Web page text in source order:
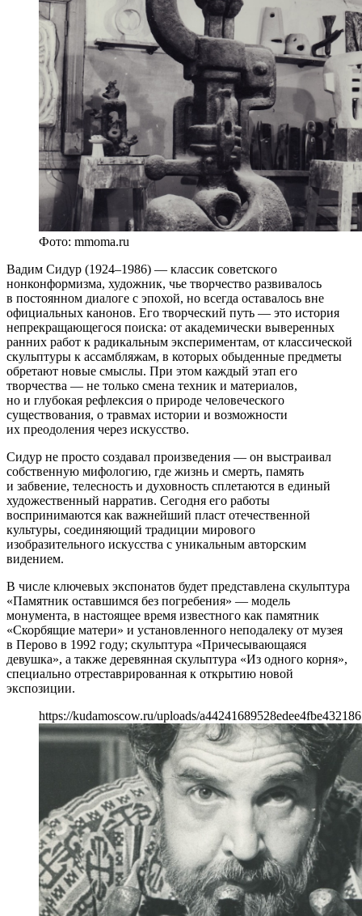
Фото: mmoma.ru
Вадим Сидур (1924–1986) — классик советского
нонконформизма, художник, чье творчество развивалось
в постоянном диалоге с эпохой, но всегда оставалось вне
официальных канонов. Его творческий путь — это история
непрекращающегося поиска: от академически выверенных
ранних работ к радикальным экспериментам, от классической
скульптуры к ассамбляжам, в которых обыденные предметы
обретают новые смыслы. При этом каждый этап его
творчества — не только смена техник и материалов,
но и глубокая рефлексия о природе человеческого
существования, о травмах истории и возможности
их преодоления через искусство.
Сидур не просто создавал произведения — он выстраивал
собственную мифологию, где жизнь и смерть, память
и забвение, телесность и духовность сплетаются в единый
художественный нарратив. Сегодня его работы
воспринимаются как важнейший пласт отечественной
культуры, соединяющий традиции мирового
изобразительного искусства с уникальным авторским
видением.
В числе ключевых экспонатов будет представлена скульптура
«Памятник оставшимся без погребения» — модель
монумента, в настоящее время известного как памятник
«Скорбящие матери» и установленного неподалеку от музея
в Перово в 1992 году; скульптура «Причесывающаяся
девушка», а также деревянная скульптура «Из одного корня»,
специально отреставрированная к открытию новой
экспозиции.
https://kudamoscow.ru/uploads/